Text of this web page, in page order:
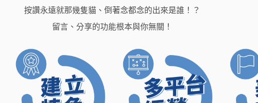
按讚永遠就那幾隻貓、倒著念都念的出來是誰！？
留言、分享的功能根本與你無關！